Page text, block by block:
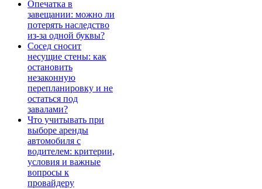
Опечатка в
завещании: можно ли
потерять наследство
из-за одной буквы?
Сосед сносит
несущие стены: как
остановить
незаконную
перепланировку и не
остаться под
завалами?
Что учитывать при
выборе аренды
автомобиля с
водителем: критерии,
условия и важные
вопросы к
провайдеру